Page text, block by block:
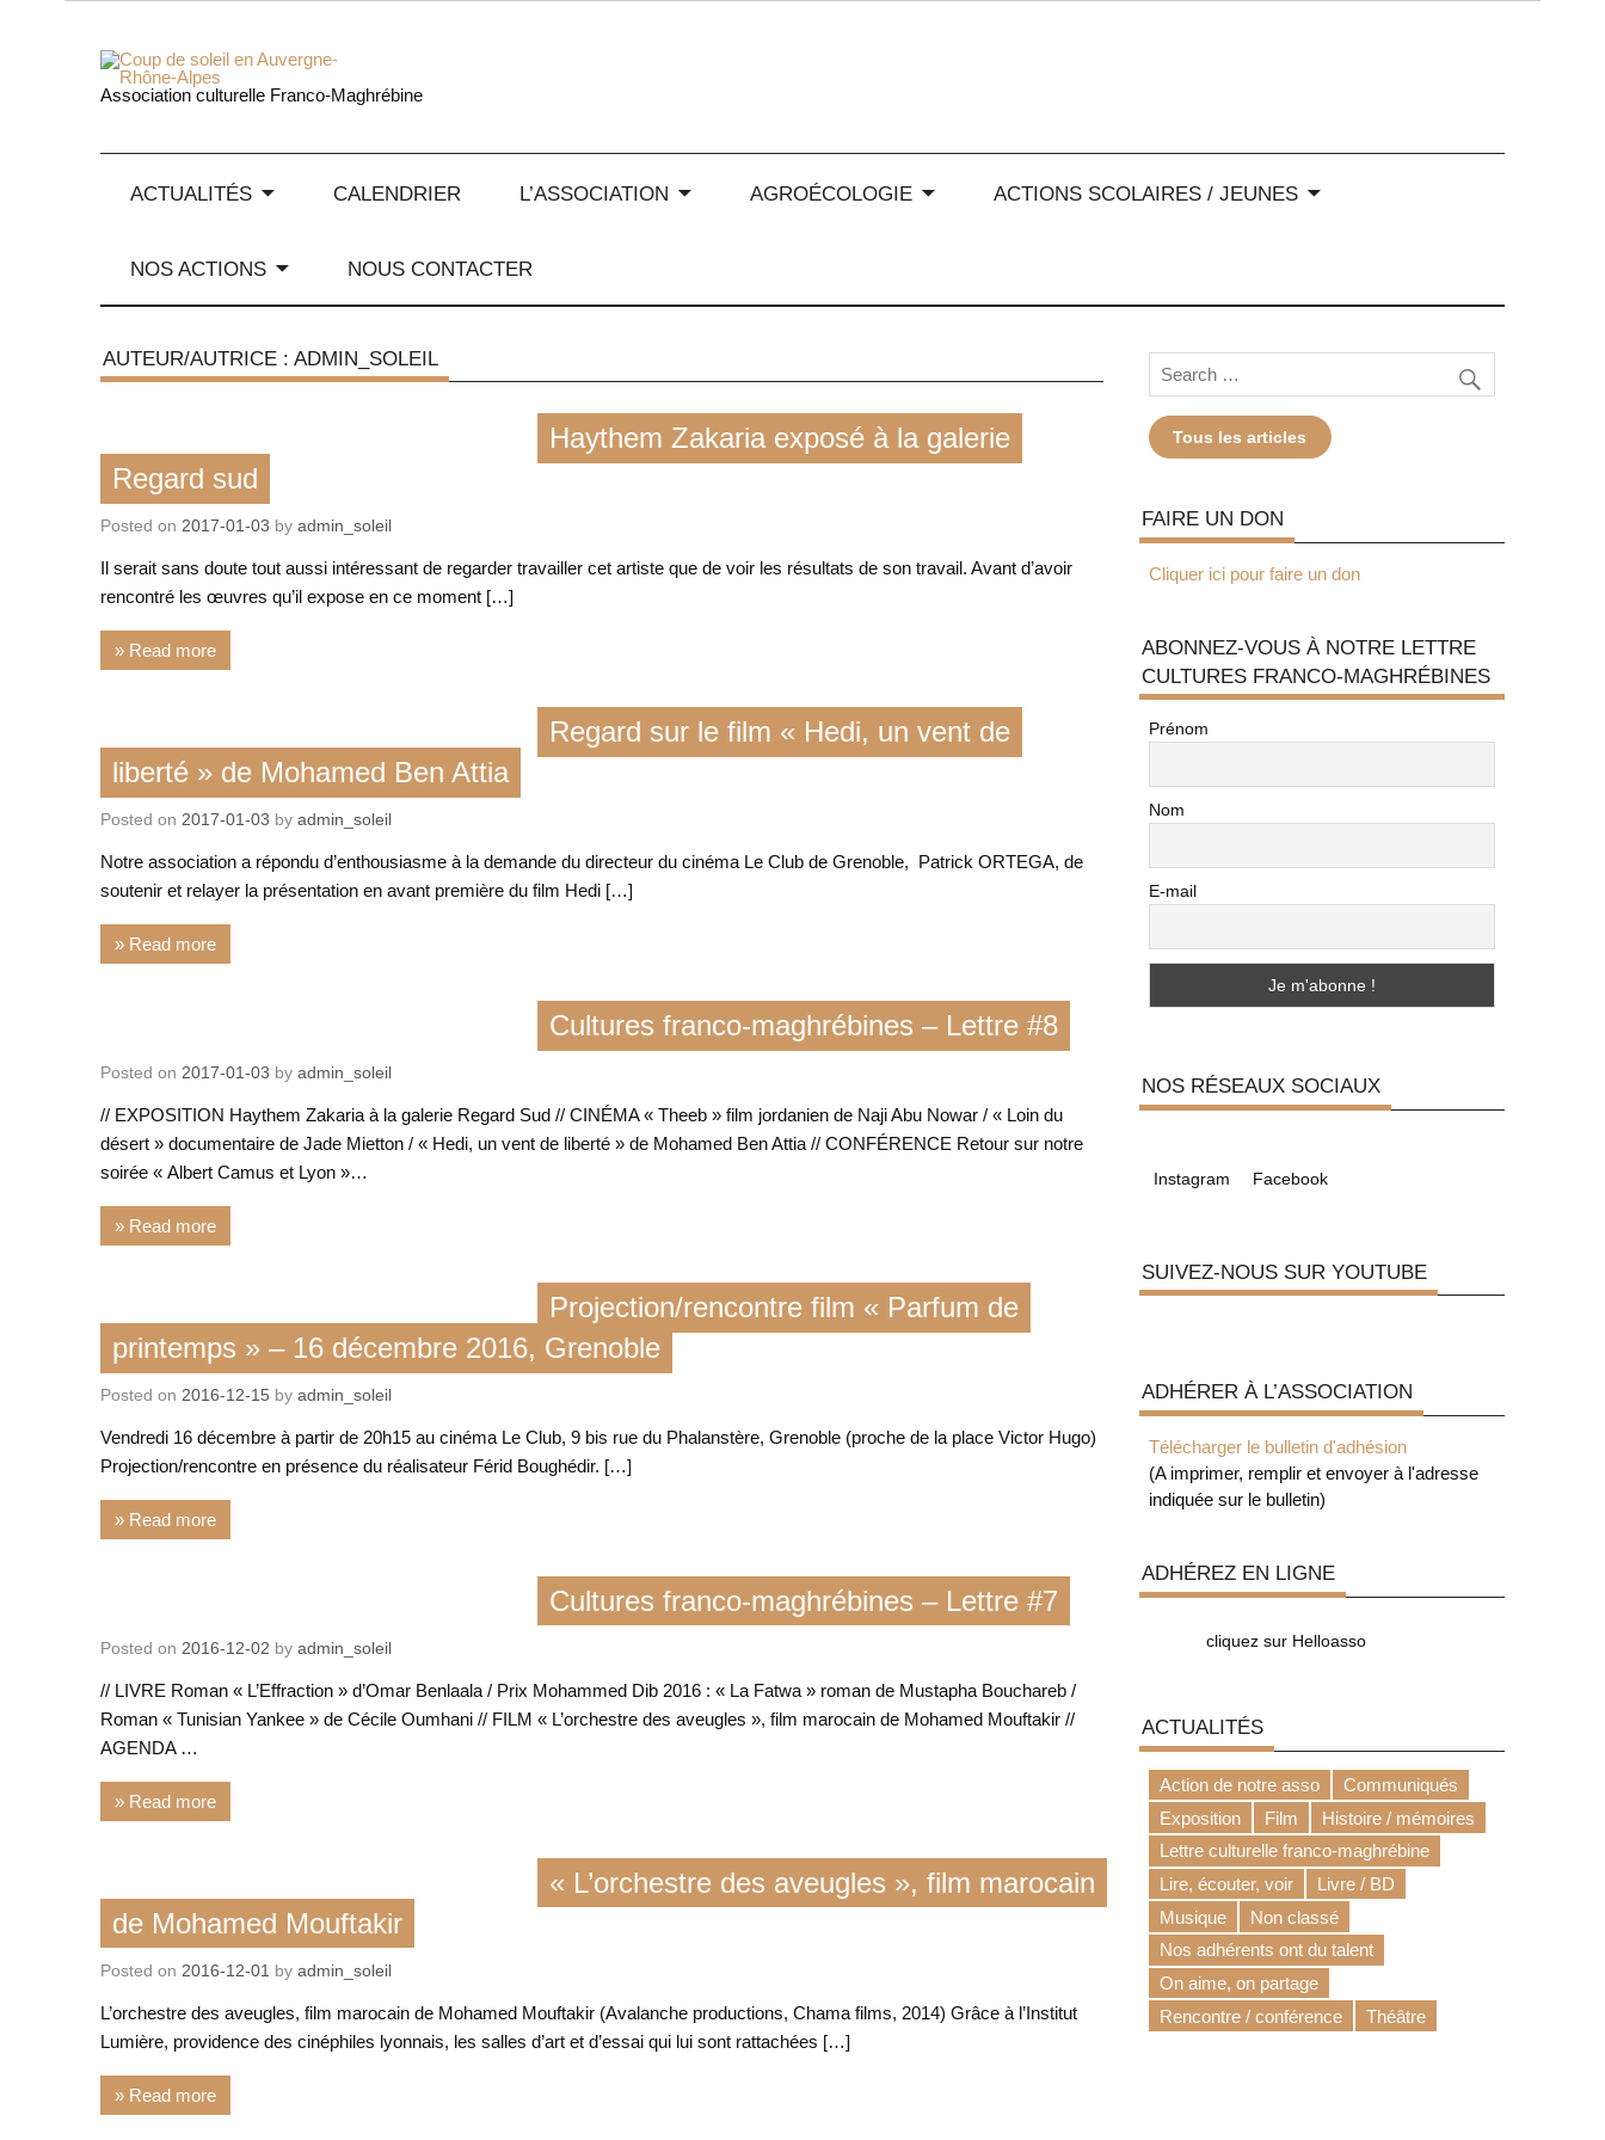
Coup de soleil en Auvergne-Rhône-Alpes
Association culturelle Franco-Maghrébine
ACTUALITÉS CALENDRIER L’ASSOCIATION AGROÉCOLOGIE ACTIONS SCOLAIRES / JEUNES
NOS ACTIONS NOUS CONTACTER
AUTEUR/AUTRICE : ADMIN_SOLEIL
Exposition
Haythem Zakaria exposé à la galerie
Regard sud
Posted on 2017-01-03 byadmin_soleil
Il serait sans doute tout aussi intéressant de regarder travailler cet artiste que de voir les résultats de son travail. Avant d’avoir
rencontré les œuvres qu’il expose en ce moment […]
» Read more
Film
Regard sur le film « Hedi, un vent de
liberté » de Mohamed Ben Attia
Posted on 2017-01-03 byadmin_soleil
Notre association a répondu d’enthousiasme à la demande du directeur du cinéma Le Club de Grenoble, Patrick ORTEGA, de
soutenir et relayer la présentation en avant première du film Hedi […]
» Read more
Lettre culturelle franco-maghrébine
Cultures franco-maghrébines – Lettre #8
Posted on 2017-01-03 byadmin_soleil
// EXPOSITION Haythem Zakaria à la galerie Regard Sud // CINÉMA « Theeb » film jordanien de Naji Abu Nowar / « Loin du
désert » documentaire de Jade Mietton / « Hedi, un vent de liberté » de Mohamed Ben Attia // CONFÉRENCE Retour sur notre
soirée « Albert Camus et Lyon »…
» Read more
Action de notre asso
Film
Rencontre / conférence
Projection/rencontre film « Parfum de
printemps » – 16 décembre 2016, Grenoble
Posted on 2016-12-15 byadmin_soleil
Vendredi 16 décembre à partir de 20h15 au cinéma Le Club, 9 bis rue du Phalanstère, Grenoble (proche de la place Victor Hugo)
Projection/rencontre en présence du réalisateur Férid Boughédir. […]
» Read more
Lettre culturelle franco-maghrébine
Cultures franco-maghrébines – Lettre #7
Posted on 2016-12-02 byadmin_soleil
// LIVRE Roman « L’Effraction » d’Omar Benlaala / Prix Mohammed Dib 2016 : « La Fatwa » roman de Mustapha Bouchareb /
Roman « Tunisian Yankee » de Cécile Oumhani // FILM « L’orchestre des aveugles », film marocain de Mohamed Mouftakir //
AGENDA …
» Read more
« L’orchestre des aveugles », film marocain
de Mohamed Mouftakir
Posted on 2016-12-01 byadmin_soleil
L’orchestre des aveugles, film marocain de Mohamed Mouftakir (Avalanche productions, Chama films, 2014) Grâce à l’Institut
Lumière, providence des cinéphiles lyonnais, les salles d’art et d’essai qui lui sont rattachées […]
» Read more
Tous les articles
FAIRE UN DON
Cliquer ici pour faire un don
ABONNEZ-VOUS À NOTRE LETTRE
CULTURES FRANCO-MAGHRÉBINES
Prénom
Nom
E-mail
NOS RÉSEAUX SOCIAUX
Instagram Facebook
SUIVEZ-NOUS SUR YOUTUBE
ADHÉRER À L’ASSOCIATION
Télécharger le bulletin d'adhésion
(A imprimer, remplir et envoyer à l'adresse
indiquée sur le bulletin)
ADHÉREZ EN LIGNE
cliquez sur Helloasso
ACTUALITÉS
Action de notre asso
Communiqués
Exposition
Film
Histoire / mémoires
Lettre culturelle franco-maghrébine
Lire, écouter, voir
Livre / BD
Musique
Non classé
Nos adhérents ont du talent
On aime, on partage
Rencontre / conférence
Théâtre